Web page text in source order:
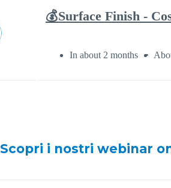
Scopri i nostri webinar